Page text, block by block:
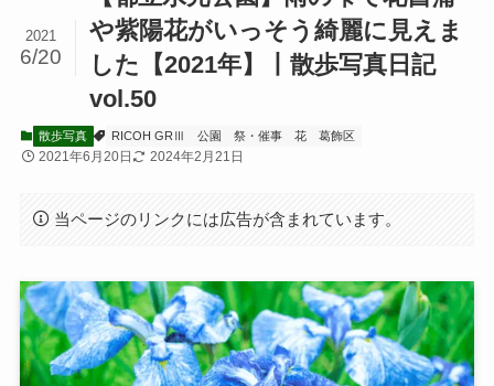
や紫陽花がいっそう綺麗に見えま
した【2021年】丨散歩写真日記
vol.50
2021
6/20
散歩写真 RICOH GRⅢ 公園 祭・催事 花 葛飾区
2021年6月20日 2024年2月21日
当ページのリンクには広告が含まれています。